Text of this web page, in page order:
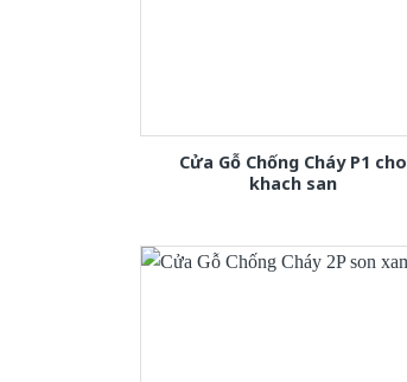
Cửa Gỗ Chống Cháy P1 cho
khach san